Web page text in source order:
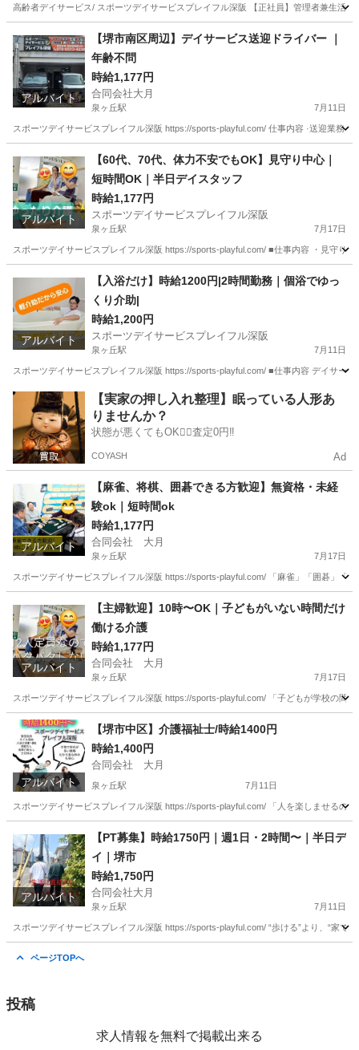
高齢者デイサービス/ スポーツデイサービスプレイフル深阪 【正社員】管理者兼生活
泉ヶ丘駅 介護福祉士 デイサービス
アルバイト
【堺市南区周辺】デイサービス送迎ドライバー ｜
年齢不問
時給1,177円
合同会社大月
泉ヶ丘駅 7月11日
スポーツデイサービスプレイフル深阪 https://sports-playful.com/ 仕事内容 ·送迎業務
泉ヶ丘駅 ドライバー 50代
アルバイト
【60代、70代、体力不安でもOK】見守り中心｜
短時間OK｜半日デイスタッフ
時給1,177円
スポーツデイサービスプレイフル深阪
泉ヶ丘駅 7月17日
スポーツデイサービスプレイフル深阪 https://sports-playful.com/ ■仕事内容 ・見守り
泉ヶ丘駅 介護 スタッフ
アルバイト
【入浴だけ】時給1200円|2時間勤務｜個浴でゆっ
くり介助|
時給1,200円
スポーツデイサービスプレイフル深阪
泉ヶ丘駅 7月11日
スポーツデイサービスプレイフル深阪 https://sports-playful.com/ ■仕事内容 デイサー
大阪 堺市 泉ヶ丘駅 介護士 スタッフ
【実家の押し入れ整理】眠っている人形あ
りませんか？
状態が悪くてもOK🙆‍♀️査定0円‼️
COYASH Ad
アルバイト
【麻雀、将棋、囲碁できる方歓迎】無資格・未経
験ok｜短時間ok
時給1,177円
合同会社 大月
泉ヶ丘駅 7月17日
スポーツデイサービスプレイフル深阪 https://sports-playful.com/ 「麻雀」「囲碁」「
泉ヶ丘駅 介護士
アルバイト
【主婦歓迎】10時〜OK｜子どもがいない時間だけ
働ける介護
時給1,177円
合同会社 大月
泉ヶ丘駅 7月17日
スポーツデイサービスプレイフル深阪 https://sports-playful.com/ 「子どもが学校の間
大阪 堺市 泉ヶ丘駅 介護士 時給
アルバイト
【堺市中区】介護福祉士/時給1400円
時給1,400円
合同会社 大月
泉ヶ丘駅 7月11日
スポーツデイサービスプレイフル深阪 https://sports-playful.com/ 「人を楽しませるの
泉ヶ丘駅 介護士 ゲーム
アルバイト
【PT募集】時給1750円｜週1日・2時間〜｜半日デ
イ｜堺市
時給1,750円
合同会社大月
泉ヶ丘駅 7月11日
スポーツデイサービスプレイフル深阪 https://sports-playful.com/ “歩ける”より、“家
ページTOPへ
投稿
求人情報を無料で掲載出来る